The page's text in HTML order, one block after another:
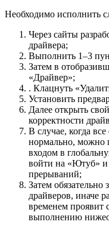
Необходимо исполнить
Через сайты
драйвера;
Выполнить 1–3
Затем в
«Драйвер»;
. Клацнуть
Установить
Далее открыть
корректности
В случае, когда
нормально, можно
входом в
войти на «Ютуб» и
прерываний;
Затем обязательно
драйверов, иначе
временем проявит
выполнению